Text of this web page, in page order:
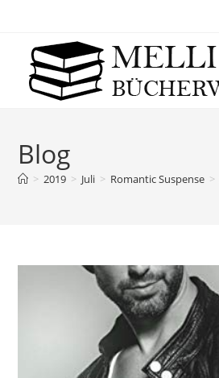
Blog
> 2019 > Juli > Romantic Suspense >